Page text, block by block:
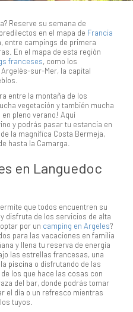
Reserve su semana de
en el mapa de Francia
entre campings de primera
En el mapa de esta región
franceses, como los
sur-Mer, la capital
entre la montaña de los
vegetación y también mucha
pleno verano! Aquí
y podrás pasar tu estancia en
la magnífica Costa Bermeja,
hasta la Camarga.
en Languedoc
que todos encuentren su
disfruta de los servicios de alta
por un camping en Argeles?
para las vacaciones en familia
y llena tu reserva de energía
las estrellas francesas, una
piscina o disfrutando de las
de los que hace las cosas con
del bar, donde podrás tomar
el día o un refresco mientras
tuyos.